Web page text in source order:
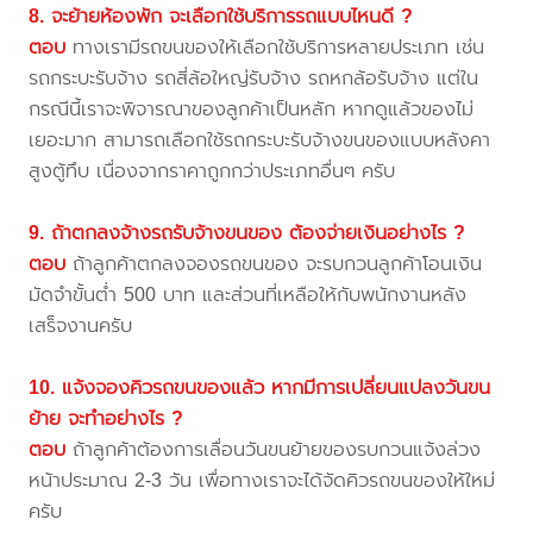
8. จะย้ายห้องพัก จะเลือกใช้บริการรถแบบไหนดี ?
ตอบ ทางเรามีรถขนของให้เลือกใช้บริการหลายประเภท เช่น
รถกระบะรับจ้าง รถสี่ล้อใหญ่รับจ้าง รถหกล้อรับจ้าง แต่ใน
กรณีนี้เราจะพิจารณาของลูกค้าเป็นหลัก หากดูแล้วของไม่
เยอะมาก สามารถเลือกใช้รถกระบะรับจ้างขนของแบบหลังคา
สูงตู้ทึบ เนื่องจากราคาถูกกว่าประเภทอื่นๆ ครับ
9. ถ้าตกลงจ้างรถรับจ้างขนของ ต้องจ่ายเงินอย่างไร ?
ตอบ ถ้าลูกค้าตกลงจองรถขนของ จะรบกวนลูกค้าโอนเงิน
มัดจำขั้นต่ำ 500 บาท และส่วนที่เหลือให้กับพนักงานหลัง
เสร็จงานครับ
10. แจ้งจองคิวรถขนของแล้ว หากมีการเปลี่ยนแปลงวันขน
ย้าย จะทำอย่างไร ?
ตอบ ถ้าลูกค้าต้องการเลื่อนวันขนย้ายของรบกวนแจ้งล่วง
หน้าประมาณ 2-3 วัน เพื่อทางเราจะได้จัดคิวรถขนของให้ใหม่
ครับ